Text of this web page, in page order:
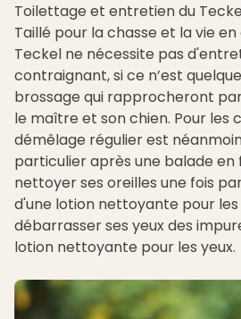
Toilettage et entretien du
Taillé pour la chasse et la vie
Teckel ne nécessite pas
contraignant, si ce n’est
brossage qui rapprocheront
le maître et son chien. Pour les
démêlage régulier est
particulier après une balade en
nettoyer ses oreilles une fois
d'une lotion nettoyante pour les
débarrasser ses yeux des
lotion nettoyante pour les yeux.